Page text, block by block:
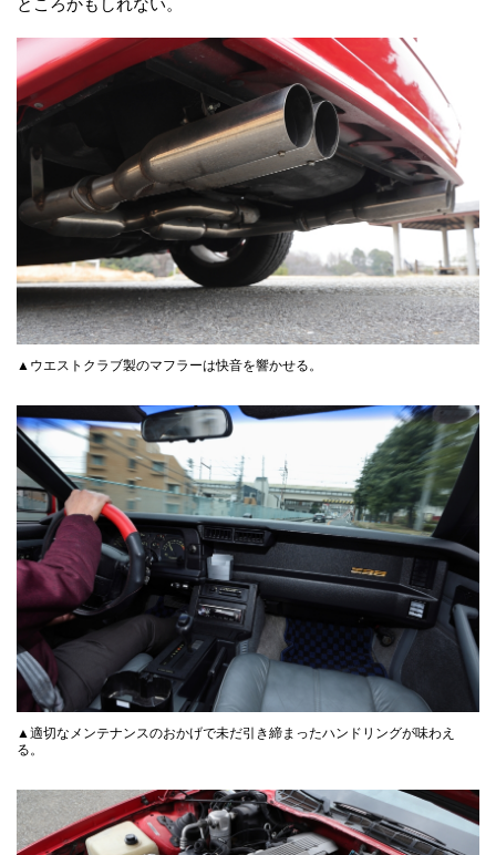
▲ウエストクラブ製のマフラーは快音を響かせる。
▲適切なメンテナンスのおかげで未だ引き締まったハンドリングが味わえ
る。